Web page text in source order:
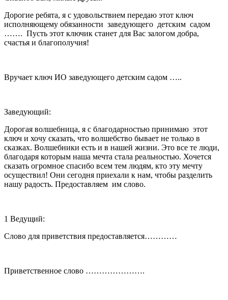
Дорогие ребята, я с удовольствием передаю этот ключ
исполняющему обязанности заведующего детским садом
……. Пусть этот ключик станет для Вас залогом добра,
счастья и благополучия!
Вручает ключ ИО заведующего детским садом …..
Заведующий:
Дорогая волшебница, я с благодарностью принимаю этот
ключ и хочу сказать, что волшебство бывает не только в
сказках. Волшебники есть и в нашей жизни. Это все те люди,
благодаря которым наша мечта стала реальностью. Хочется
сказать огромное спасибо всем тем людям, кто эту мечту
осуществил! Они сегодня приехали к нам, чтобы разделить
нашу радость. Предоставляем им слово.
1 Ведущий:
Слово для приветствия предоставляется…………
Приветственное слово ………………….